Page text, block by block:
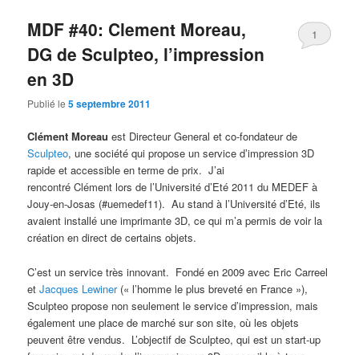
MDF #40: Clement Moreau,
DG de Sculpteo, l’impression
en 3D
Publié le5 septembre 2011
1
Clément Moreau est Directeur General et co-fondateur de
Sculpteo, une société qui propose un service dʼimpression 3D
rapide et accessible en terme de prix. J’ai
rencontré Clément lors de l’Université d’Eté 2011 du MEDEF à
Jouy-en-Josas (#uemedef11). Au stand à l’Université d’Eté, ils
avaient installé une imprimante 3D, ce qui m’a permis de voir la
création en direct de certains objets.
C’est un service très innovant. Fondé en 2009 avec Eric Carreel
etJacques Lewiner(« l’homme le plus breveté en France »),
Sculpteo propose non seulement le service d’impression, mais
également une place de marché sur son site, où les objets
peuvent être vendus. L’objectif de Sculpteo, qui est un start-up